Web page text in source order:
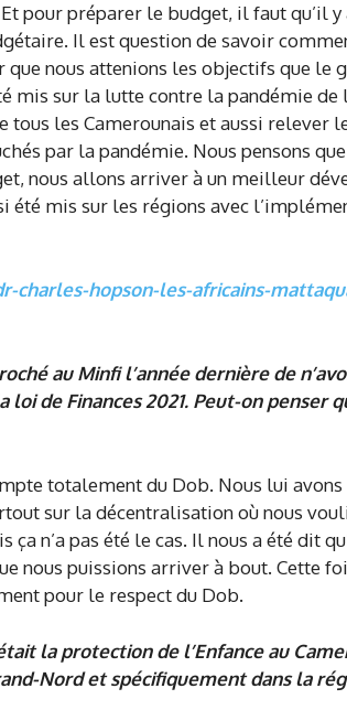
pour préparer le budget, il faut qu’il
Il est question de savoir
nous attenions les objectifs que le
mis sur la lutte contre la pandémie de
les Camerounais et aussi relever
par la pandémie. Nous pensons
nous allons arriver à un meilleur
été mis sur les régions avec
hopson-les-africains-
au Minfi l’année dernière de
de Finances 2021. Peut-on penser
totalement du Dob. Nous lui
sur la décentralisation où nous
n’a pas été le cas. Il nous a été dit
nous puissions arriver à bout. Cette
pour le respect du Dob.
la protection de l’Enfance au
Nord et spécifiquement dans la